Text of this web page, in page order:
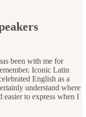
been with me for
Iconic Latin
English as a
understand where
easier to express when I